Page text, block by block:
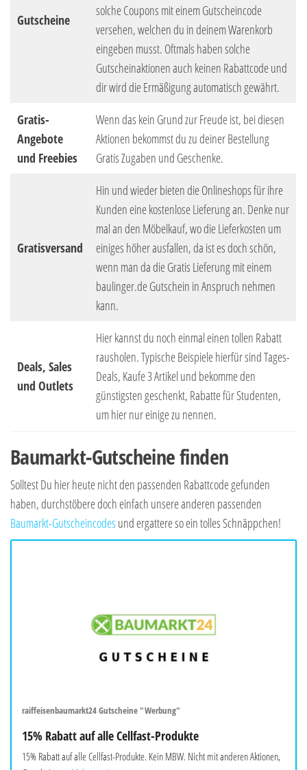
Gutscheine
solche Coupons mit einem Gutscheincode
versehen, welchen du in deinem Warenkorb
eingeben musst. Oftmals haben solche
Gutscheinaktionen auch keinen Rabattcode und
dir wird die Ermäßigung automatisch gewährt.
Gratis-
Angebote
und Freebies
Wenn das kein Grund zur Freude ist, bei diesen
Aktionen bekommst du zu deiner Bestellung
Gratis Zugaben und Geschenke.
Gratisversand
Hin und wieder bieten die Onlineshops für ihre
Kunden eine kostenlose Lieferung an. Denke nur
mal an den Möbelkauf, wo die Lieferkosten um
einiges höher ausfallen, da ist es doch schön,
wenn man da die Gratis Lieferung mit einem
baulinger.de Gutschein in Anspruch nehmen
kann.
Deals, Sales
und Outlets
Hier kannst du noch einmal einen tollen Rabatt
rausholen. Typische Beispiele hierfür sind Tages-
Deals, Kaufe 3 Artikel und bekomme den
günstigsten geschenkt, Rabatte für Studenten,
um hier nur einige zu nennen.
Baumarkt-Gutscheine finden
Solltest Du hier heute nicht den passenden Rabattcode gefunden
haben, durchstöbere doch einfach unsere anderen passenden
Baumarkt-Gutscheincodes und ergattere so ein tolles Schnäppchen!
raiffeisenbaumarkt24 Gutscheine "Werbung"
15% Rabatt auf alle Cellfast-Produkte
15% Rabatt auf alle Cellfast-Produkte. Kein MBW. Nicht mit anderen Aktionen,